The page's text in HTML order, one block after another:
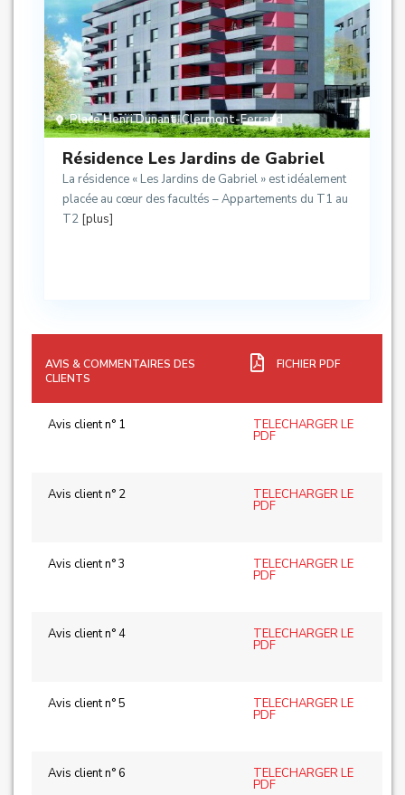
Place Henri Dunant,Clermont-Ferrand
Résidence Les Jardins de Gabriel
La résidence « Les Jardins de Gabriel » est idéalement
placée au cœur des facultés – Appartements du T1 au
T2 [plus]
AVIS & COMMENTAIRES DES
CLIENTS
FICHIER PDF
Avis client n° 1 TELECHARGER LE
PDF
Avis client n° 2 TELECHARGER LE
PDF
Avis client n° 3 TELECHARGER LE
PDF
Avis client n° 4 TELECHARGER LE
PDF
Avis client n° 5 TELECHARGER LE
PDF
Avis client n° 6 TELECHARGER LE
PDF